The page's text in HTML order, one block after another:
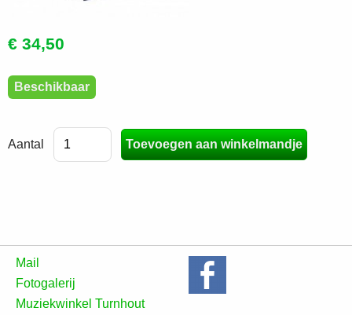
€ 34,50
Beschikbaar
Aantal
Mail
Fotogalerij
Muziekwinkel Turnhout